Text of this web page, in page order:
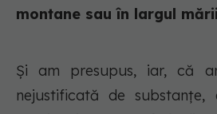
montane sau în largul
Și am presupus, iar, că
nejustificată de